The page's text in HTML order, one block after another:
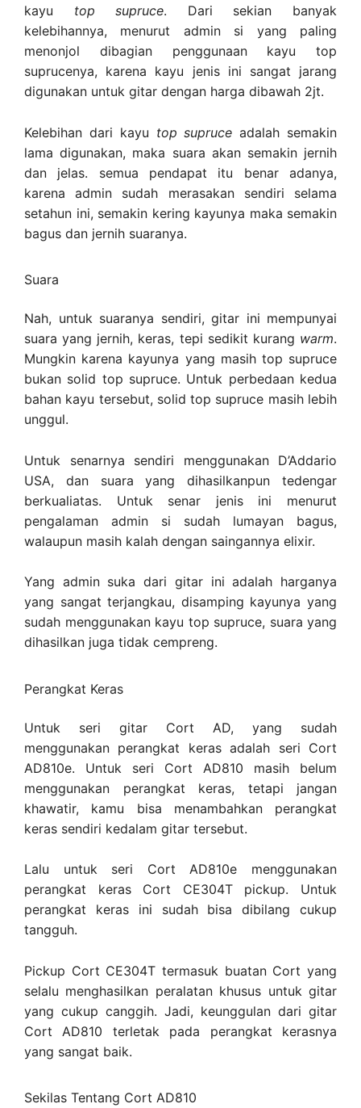
kayu top supruce. Dari sekian banyak
kelebihannya, menurut admin si yang paling
menonjol dibagian penggunaan kayu top
suprucenya, karena kayu jenis ini sangat jarang
digunakan untuk gitar dengan harga dibawah 2jt.
Kelebihan dari kayu top supruce adalah semakin
lama digunakan, maka suara akan semakin jernih
dan jelas. semua pendapat itu benar adanya,
karena admin sudah merasakan sendiri selama
setahun ini, semakin kering kayunya maka semakin
bagus dan jernih suaranya.
Suara
Nah, untuk suaranya sendiri, gitar ini mempunyai
suara yang jernih, keras, tepi sedikit kurang warm.
Mungkin karena kayunya yang masih top supruce
bukan solid top supruce. Untuk perbedaan kedua
bahan kayu tersebut, solid top supruce masih lebih
unggul.
Untuk senarnya sendiri menggunakan D’Addario
USA, dan suara yang dihasilkanpun tedengar
berkualiatas. Untuk senar jenis ini menurut
pengalaman admin si sudah lumayan bagus,
walaupun masih kalah dengan saingannya elixir.
Yang admin suka dari gitar ini adalah harganya
yang sangat terjangkau, disamping kayunya yang
sudah menggunakan kayu top supruce, suara yang
dihasilkan juga tidak cempreng.
Perangkat Keras
Untuk seri gitar Cort AD, yang sudah
menggunakan perangkat keras adalah seri Cort
AD810e. Untuk seri Cort AD810 masih belum
menggunakan perangkat keras, tetapi jangan
khawatir, kamu bisa menambahkan perangkat
keras sendiri kedalam gitar tersebut.
Lalu untuk seri Cort AD810e menggunakan
perangkat keras Cort CE304T pickup. Untuk
perangkat keras ini sudah bisa dibilang cukup
tangguh.
Pickup Cort CE304T termasuk buatan Cort yang
selalu menghasilkan peralatan khusus untuk gitar
yang cukup canggih. Jadi, keunggulan dari gitar
Cort AD810 terletak pada perangkat kerasnya
yang sangat baik.
Sekilas Tentang Cort AD810